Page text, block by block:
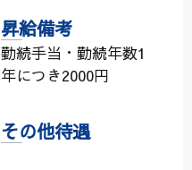
昇給備考
勤続手当・勤続年数1
年につき2000円
その他待遇